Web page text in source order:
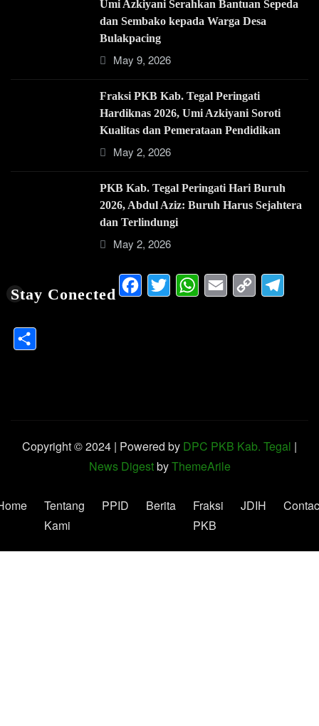
Umi Azkiyani Serahkan Bantuan Sepeda
dan Sembako kepada Warga Desa
Bulakpacing
May 9, 2026
Fraksi PKB Kab. Tegal Peringati
Hardiknas 2026, Umi Azkiyani Soroti
Kualitas dan Pemerataan Pendidikan
May 2, 2026
PKB Kab. Tegal Peringati Hari Buruh
2026, Abdul Aziz: Buruh Harus Sejahtera
dan Terlindungi
May 2, 2026
Stay Conected Facebook
Twitter
WhatsApp
Email
Copy
Copyright © 2024 | Powered by DPC PKB Kab. Tegal |
News DigestbyThemeArile
Tentang
Kami
PPID Berita
Fraksi
PKB
JDIH